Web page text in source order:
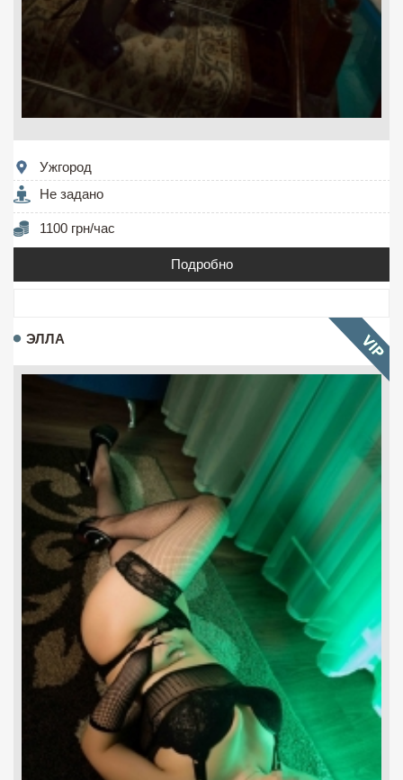
Ужгород
Не задано
1100 грн/час
Подробно
ЭЛЛА